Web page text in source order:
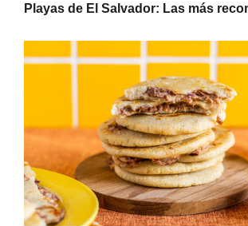
Playas de El Salvador: Las más